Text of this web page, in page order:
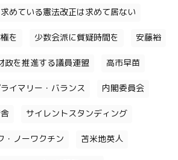
めている憲法改正は求めて居ない
を 少数会派に質疑時間を 安藤裕
政を推進する議員連盟 高市早苗
イマリー・バランス 内閣委員会
サイレントスタンディング
・ノーワクチン 苫米地英人